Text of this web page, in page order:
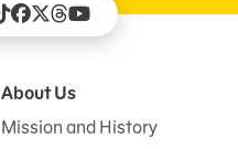
About Us
Mission and History